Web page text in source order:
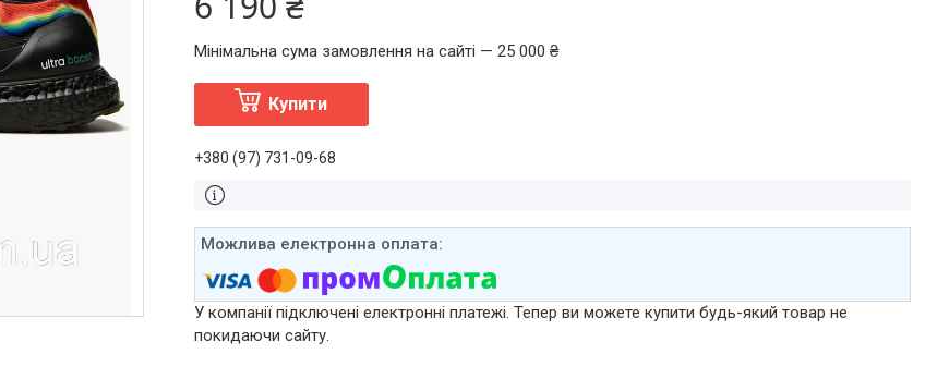
Мінімальна сума замовлення на сайті — 25 000 ₴
Купити
+380 (97) 731-09-68
У компанії підключені електронні платежі. Тепер ви можете купити будь-який товар не
покидаючи сайту.